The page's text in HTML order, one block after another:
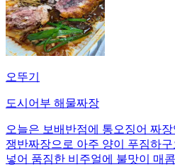
오뚜기
도시어부 해물짜장
오늘은 보배반점에 통오징어 짜
쟁반짜장으로 아주 양이 푸짐하
넣어 품짐한 비주얼에 불맛이 매